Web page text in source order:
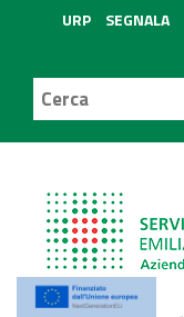
URP SEGNALA